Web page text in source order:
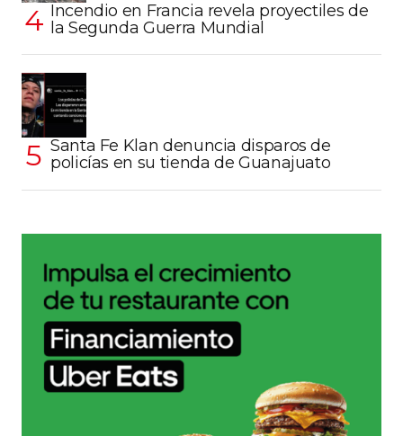
Incendio en Francia revela proyectiles de
la Segunda Guerra Mundial
Santa Fe Klan denuncia disparos de
policías en su tienda de Guanajuato